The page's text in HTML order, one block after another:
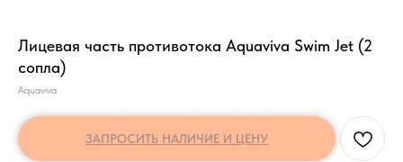
Лицевая часть противотока Aquaviva Swim Jet (2
сопла)
Aquaviva
ЗАПРОСИТЬ НАЛИЧИЕ И ЦЕНУ